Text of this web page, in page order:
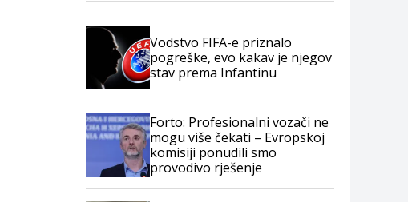
Vodstvo FIFA-e priznalo
pogreške, evo kakav je njegov
stav prema Infantinu
Forto: Profesionalni vozači ne
mogu više čekati – Evropskoj
komisiji ponudili smo
provodivo rješenje